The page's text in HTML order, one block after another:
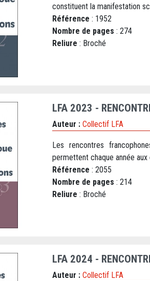
constituent la manifestation
Référence : 1952
Nombre de pages : 274
Reliure : Broché
LFA 2023 -
Auteur : Collectif LFA
Les rencontres
permettent chaque année aux
Référence : 2055
Nombre de pages : 214
Reliure : Broché
LFA 2024 -
Auteur : Collectif LFA